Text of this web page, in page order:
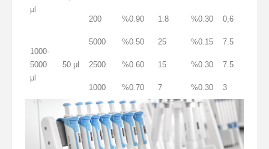
μl
200 %0.90 1.8 %0.30 0,6
1000-
5000
μl
50 μl
5000 %0.50 25 %0.15 7.5
2500 %0.60 15 %0.30 7.5
1000 %0.70 7 %0.30 3